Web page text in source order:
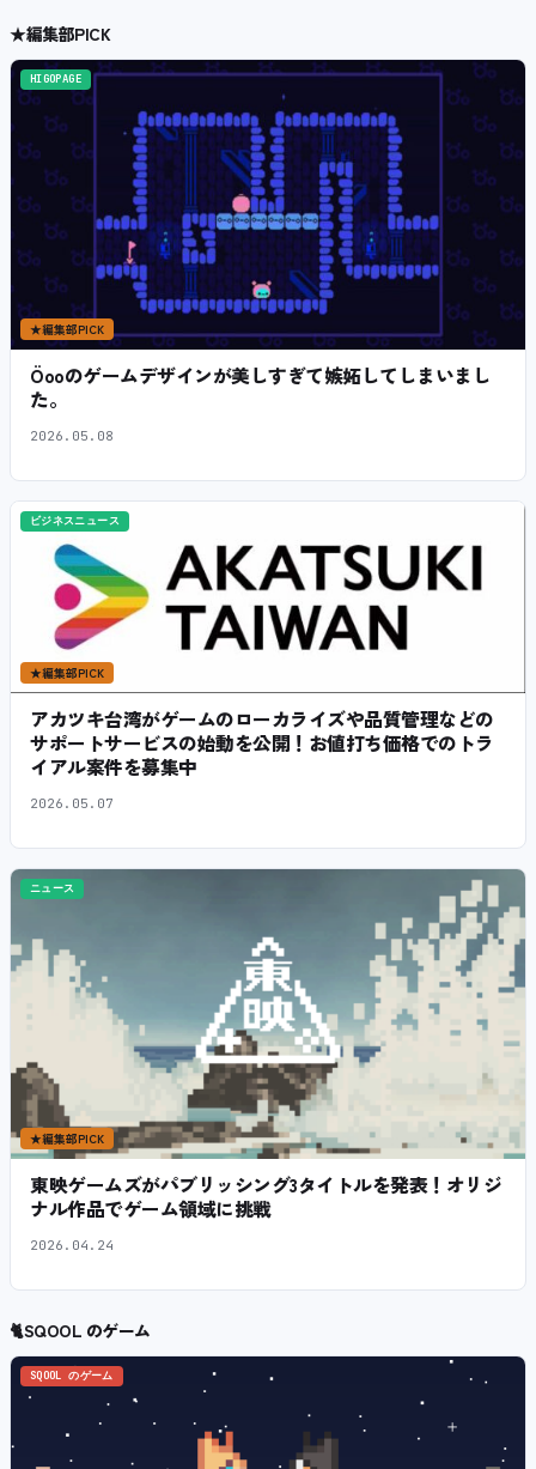
★編集部PICK
HIGOPAGE
★編集部PICK
Öooのゲームデザインが美しすぎて嫉妬してしまいまし
た。
2026.05.08
ビジネスニュース
★編集部PICK
アカツキ台湾がゲームのローカライズや品質管理などの
サポートサービスの始動を公開！お値打ち価格でのトラ
イアル案件を募集中
2026.05.07
ニュース
★編集部PICK
東映ゲームズがパブリッシング3タイトルを発表！オリジ
ナル作品でゲーム領域に挑戦
2026.04.24
🐈SQOOL のゲーム
SQOOL のゲーム